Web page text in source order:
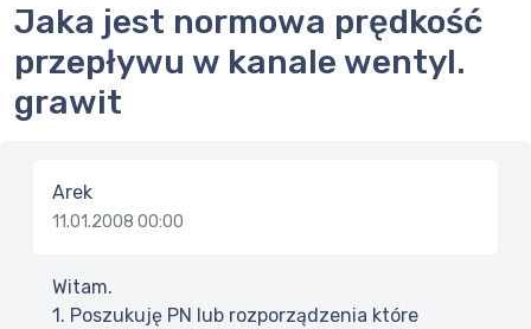
jaka jest normowa prędkość
przepływu w kanale wentyl.
grawit
Arek
11.01.2008 00:00
Witam.
1. Poszukuję PN lub rozporządzenia które